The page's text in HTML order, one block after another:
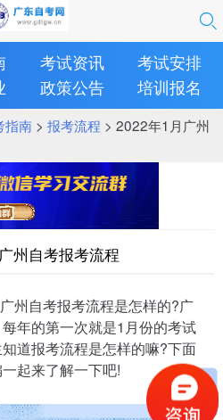
考试资讯
考试安排
政策公告 培训报名
指南> 报考流程 > 2022年1月广州
州自考报考流程
自考报考流程是怎样的?广
年的第一次就是1月份的考试
道报考流程是怎样的嘛?下面
起来了解一下吧!